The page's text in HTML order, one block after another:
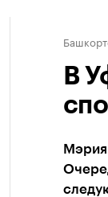
В
Мэрия